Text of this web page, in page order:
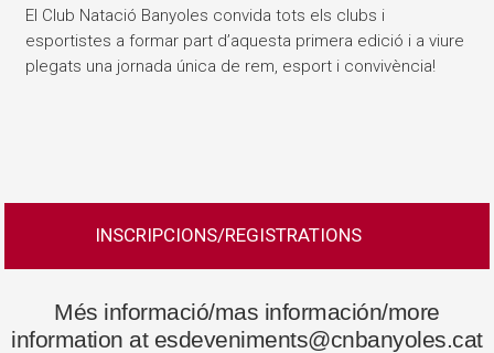
El Club Natació Banyoles convida tots els clubs i
esportistes a formar part d’aquesta primera edició i a viure
plegats una jornada única de rem, esport i convivència!
INSCRIPCIONS/REGISTRATIONS
Més informació/mas información/more
information at esdeveniments@cnbanyoles.cat